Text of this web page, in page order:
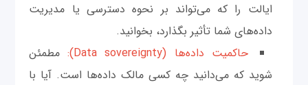
ایالت را که می‌تواند بر نحوه دسترسی یا مدیریت
داده‌های شما تأثیر بگذارد، بخوانید.
حاکمیت داده‌ها (Data sovereignty):
مطمئن
شوید که می‌دانید چه کسی مالک داده‌ها است. آیا با